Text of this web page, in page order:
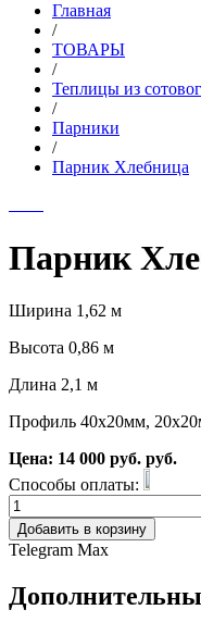
Главная
/
ТОВАРЫ
/
Теплицы из
/
Парники
/
Парник Хлебница
Парник
Ширина 1,62 м
Высота 0,86 м
Длина 2,1 м
Профиль 40x20мм,
Цена: 14 000 руб. руб.
Способы оплаты:
Добавить в корзину
Telegram Max